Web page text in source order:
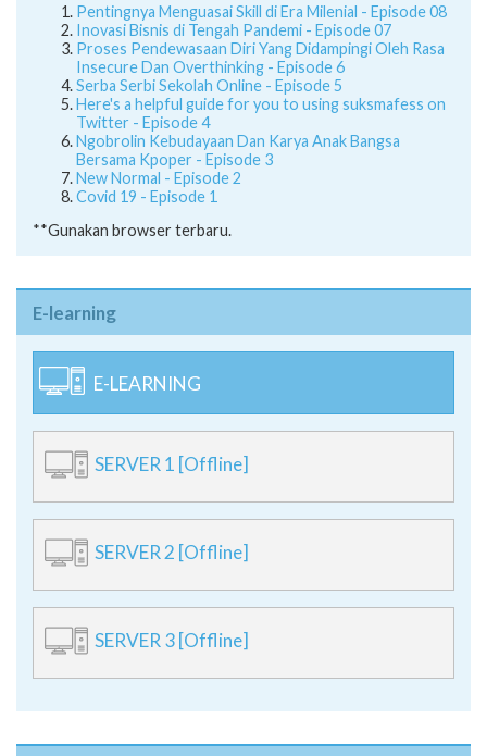
Pentingnya Menguasai Skill di Era Milenial - Episode 08
Inovasi Bisnis di Tengah Pandemi - Episode 07
Proses Pendewasaan Diri Yang Didampingi Oleh Rasa
Insecure Dan Overthinking - Episode 6
Serba Serbi Sekolah Online - Episode 5
Here's a helpful guide for you to using suksmafess on
Twitter - Episode 4
Ngobrolin Kebudayaan Dan Karya Anak Bangsa
Bersama Kpoper - Episode 3
New Normal - Episode 2
Covid 19 - Episode 1
**Gunakan browser terbaru.
E-learning
E-LEARNING
SERVER 1 [Offline]
SERVER 2 [Offline]
SERVER 3 [Offline]